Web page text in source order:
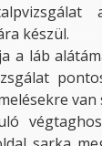
készül.
a láb
van